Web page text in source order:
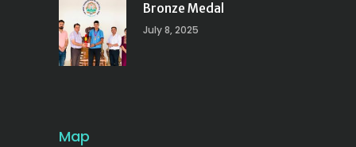
Bronze Medal
July 8, 2025
Map